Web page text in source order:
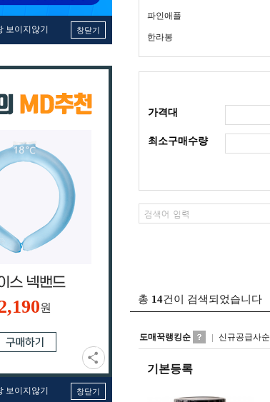
보이지않기 창닫기
원
보이지않기 창닫기
파인애플
한라봉
가격대
최소구매수량
총 14건이 검색되었습니다
도매꾹랭킹순 신규공급사순
기본등록